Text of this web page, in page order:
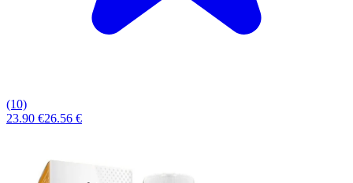
(10)
23.90 €26.56 €